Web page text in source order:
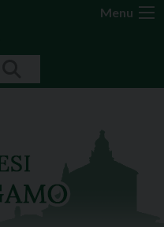
Menu